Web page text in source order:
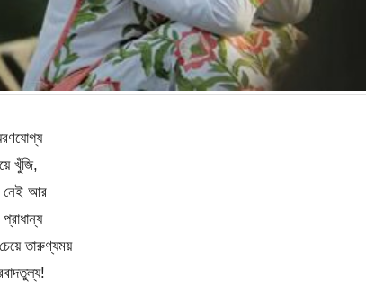
খুঁজি,
নেই আর
তারুণ্যময়